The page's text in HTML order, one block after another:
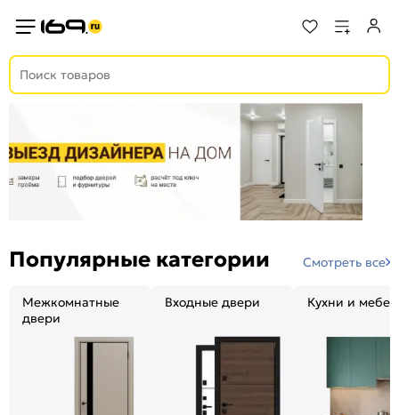
Популярные категории Смотреть все
Межкомнатные
двери
Входные двери Кухни и